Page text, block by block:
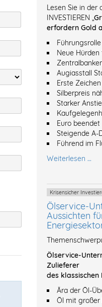
Lesen Sie in der
INVESTIEREN „
erfordern Gold
Neue
Augiasstall
Erste
Silberpreis
Starker
Euro
Steigende A-
Führend im
Weiterlesen …
Krisensicher
Ölservice-
Aussichten
Ölservice-
Zulieferer
des klassischen
Ära der Öl-
Öl mit großer